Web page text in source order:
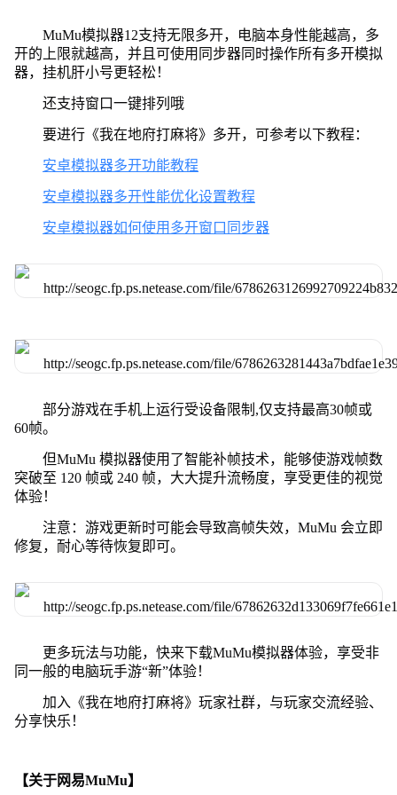
MuMu模拟器12支持无限多开，电脑本身性能越高，多
开的上限就越高，并且可使用同步器同时操作所有多开模拟
器，挂机肝小号更轻松！
还支持窗口一键排列哦
要进行《我在地府打麻将》多开，可参考以下教程：
安卓模拟器多开功能教程
安卓模拟器多开性能优化设置教程
安卓模拟器如何使用多开窗口同步器
部分游戏在手机上运行受设备限制,仅支持最高30帧或
60帧。
但MuMu 模拟器使用了智能补帧技术，能够使游戏帧数
突破至 120 帧或 240 帧，大大提升流畅度，享受更佳的视觉
体验！
注意：游戏更新时可能会导致高帧失效，MuMu 会立即
修复，耐心等待恢复即可。
更多玩法与功能，快来下载MuMu模拟器体验，享受非
同一般的电脑玩手游“新”体验！
加入《我在地府打麻将》玩家社群，与玩家交流经验、
分享快乐！
【关于网易MuMu】